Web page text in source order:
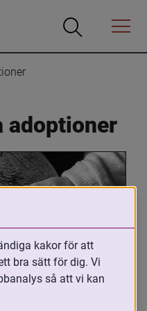
Öppna
Öppna
Menyn
adoptioner
med
kakor för att
bra sätt för dig. Vi
så att vi kan